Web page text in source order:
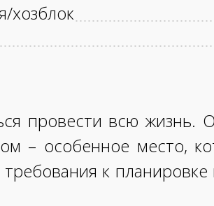
хозблок
провести всю жизнь.
– особенное место,
к планировке